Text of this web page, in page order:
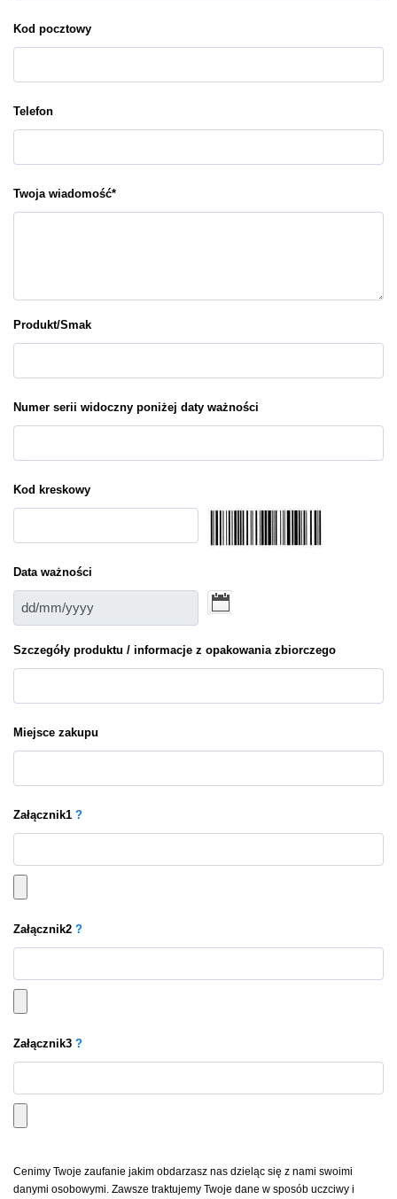
Kod pocztowy
Telefon
Twoja wiadomość*
Produkt/Smak
Numer serii widoczny poniżej daty ważności
Kod kreskowy
Data ważności
Szczegóły produktu / informacje z opakowania zbiorczego
Miejsce zakupu
Załącznik1 ?
Załącznik2 ?
Załącznik3 ?
Cenimy Twoje zaufanie jakim obdarzasz nas dzieląc się z nami swoimi
danymi osobowymi. Zawsze traktujemy Twoje dane w sposób uczciwy i